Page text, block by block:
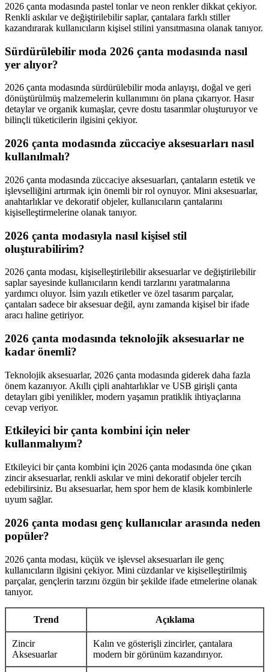
2026 çanta modasında pastel tonlar ve neon renkler dikkat çekiyor.
Renkli askılar ve değiştirilebilir saplar, çantalara farklı stiller
kazandırarak kullanıcıların kişisel stilini yansıtmasına olanak tanıyor.
Sürdürülebilir moda 2026 çanta modasında nasıl
yer alıyor?
2026 çanta modasında sürdürülebilir moda anlayışı, doğal ve geri
dönüştürülmüş malzemelerin kullanımını ön plana çıkarıyor. Hasır
detaylar ve organik kumaşlar, çevre dostu tasarımlar oluşturuyor ve
bilinçli tüketicilerin ilgisini çekiyor.
2026 çanta modasında züccaciye aksesuarları nasıl
kullanılmalı?
2026 çanta modasında züccaciye aksesuarları, çantaların estetik ve
işlevselliğini artırmak için önemli bir rol oynuyor. Mini aksesuarlar,
anahtarlıklar ve dekoratif objeler, kullanıcıların çantalarını
kişiselleştirmelerine olanak tanıyor.
2026 çanta modasıyla nasıl kişisel stil
oluşturabilirim?
2026 çanta modası, kişiselleştirilebilir aksesuarlar ve değiştirilebilir
saplar sayesinde kullanıcıların kendi tarzlarını yaratmalarına
yardımcı oluyor. İsim yazılı etiketler ve özel tasarım parçalar,
çantaları sadece bir aksesuar değil, aynı zamanda kişisel bir ifade
aracı haline getiriyor.
2026 çanta modasında teknolojik aksesuarlar ne
kadar önemli?
Teknolojik aksesuarlar, 2026 çanta modasında giderek daha fazla
önem kazanıyor. Akıllı çipli anahtarlıklar ve USB girişli çanta
detayları gibi yenilikler, modern yaşamın pratiklik ihtiyaçlarına
cevap veriyor.
Etkileyici bir çanta kombini için neler
kullanmalıyım?
Etkileyici bir çanta kombini için 2026 çanta modasında öne çıkan
zincir aksesuarlar, renkli askılar ve mini dekoratif objeler tercih
edebilirsiniz. Bu aksesuarlar, hem spor hem de klasik kombinlerle
uyum sağlar.
2026 çanta modası genç kullanıcılar arasında neden
popüler?
2026 çanta modası, küçük ve işlevsel aksesuarları ile genç
kullanıcıların ilgisini çekiyor. Mini cüzdanlar ve kişiselleştirilmiş
parçalar, gençlerin tarzını özgün bir şekilde ifade etmelerine olanak
tanıyor.
Trend Açıklama
Zincir
Aksesuarlar
Kalın ve gösterişli zincirler, çantalara
modern bir görünüm kazandırıyor.